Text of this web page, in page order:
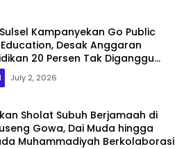
Sulsel Kampanyekan Go Public
Desak Anggaran
20 Persen Tak Diganggu
July 2, 2026
Sholat Subuh Berjamaah di
Gowa, Dai Muda hingga
Muhammadiyah Berkolaborasi